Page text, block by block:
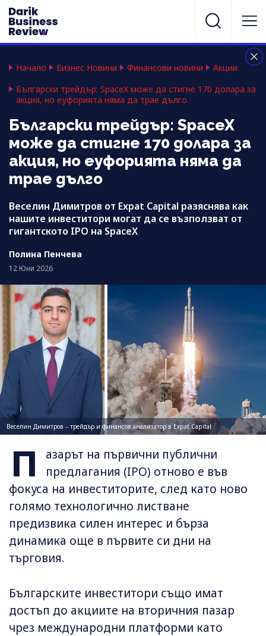
Начало Бизнес Новини Финансови новини
Акции
Български трейдър: SpaceX може да стигне 170 долара за
акция, но еуфорията няма да трае дълго
Български трейдър: SpaceX
може да стигне 170 долара за
акция, но еуфорията няма да
трае дълго
Веселин Димитров от Expat Capital разяснява как
нашите инвеститори могат да се възползват от
гигантското IPO на SpaceX
Полина Пенчева
12 Юни 2026
Веселин Димитров – трейдър и финансов анализатор в Expat Capital
П
азарът на първични публични
предлагания (IPO) отново е във
фокуса на инвеститорите, след като ново
голямо технологично листване
предизвика силен интерес и бърза
динамика още в първите си дни на
търговия.
Българските инвеститори също имат
достъп до акциите на вторичния пазар
чрез международни платформи като